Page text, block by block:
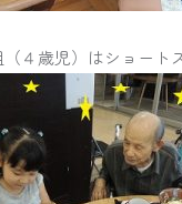
４歳児）はショート